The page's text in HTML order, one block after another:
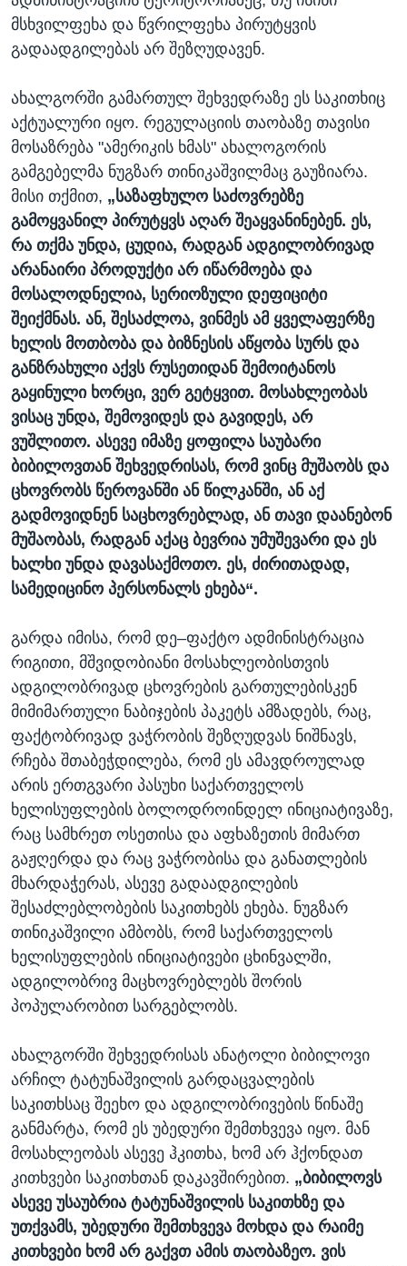
მსხვილფეხა და წვრილფეხა პირუტყვის
გადაადგილებას არ შეზღუდავენ.
ახალგორში გამართულ შეხვედრაზე ეს საკითხიც
აქტუალური იყო. რეგულაციის თაობაზე თავისი
მოსაზრება "ამერიკის ხმას" ახალოგორის
გამგებელმა ნუგზარ თინიკაშვილმაც გაუზიარა.
მისი თქმით, „საზაფხულო საძოვრებზე
გამოყვანილ პირუტყვს აღარ შეაყვანინებენ. ეს,
რა თქმა უნდა, ცუდია, რადგან ადგილობრივად
არანაირი პროდუქტი არ იწარმოება და
მოსალოდნელია, სერიოზული დეფიციტი
შეიქმნას. ან, შესაძლოა, ვინმეს ამ ყველაფერზე
ხელის მოთბობა და ბიზნესის აწყობა სურს და
განზრახული აქვს რუსეთიდან შემოიტანოს
გაყინული ხორცი, ვერ გეტყვით. მოსახლეობას
ვისაც უნდა, შემოვიდეს და გავიდეს, არ
ვუშლითო. ასევე იმაზე ყოფილა საუბარი
ბიბილოვთან შეხვედრისას, რომ ვინც მუშაობს და
ცხოვრობს წეროვანში ან წილკანში, ან აქ
გადმოვიდნენ საცხოვრებლად, ან თავი დაანებონ
მუშაობას, რადგან აქაც ბევრია უმუშევარი და ეს
ხალხი უნდა დავასაქმოთო. ეს, ძირითადად,
სამედიცინო პერსონალს ეხება“.
გარდა იმისა, რომ დე–ფაქტო ადმინისტრაცია
რიგითი, მშვიდობიანი მოსახლეობისთვის
ადგილობრივად ცხოვრების გართულებისკენ
მიმიმართული ნაბიჯების პაკეტს ამზადებს, რაც,
ფაქტობრივად ვაჭრობის შეზღუდვას ნიშნავს,
რჩება შთაბეჭდილება, რომ ეს ამავდროულად
არის ერთგვარი პასუხი საქართველოს
ხელისუფლების ბოლოდროინდელ ინიციატივაზე,
რაც სამხრეთ ოსეთისა და აფხაზეთის მიმართ
გაჟღერდა და რაც ვაჭრობისა და განათლების
მხარდაჭერას, ასევე გადაადგილების
შესაძლებლობების საკითხებს ეხება. ნუგზარ
თინიკაშვილი ამბობს, რომ საქართველოს
ხელისუფლების ინიციატივები ცხინვალში,
ადგილობრივ მაცხოვრებლებს შორის
პოპულარობით სარგებლობს.
ახალგორში შეხვედრისას ანატოლი ბიბილოვი
არჩილ ტატუნაშვილის გარდაცვალების
საკითხსაც შეეხო და ადგილობრივების წინაშე
განმარტა, რომ ეს უბედური შემთხვევა იყო. მან
მოსახლეობას ასევე ჰკითხა, ხომ არ ჰქონდათ
კითხვები საკითხთან დაკავშირებით. „ბიბილოვს
ასევე უსაუბრია ტატუნაშვილის საკითხზე და
უთქვამს, უბედური შემთხვევა მოხდა და რაიმე
კითხვები ხომ არ გაქვთ ამის თაობაზეო. ვის